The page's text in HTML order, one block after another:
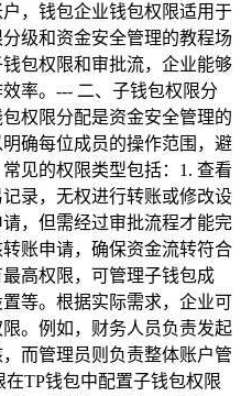
，钱包企业钱包权限适用于
级和资金安全管理的教程场
包权限和审批流，企业能够
率。--- 二、子钱包权限分
权限分配是资金安全管理的
确每位成员的操作范围，避
见的权限类型包括：1. 查看
录，无权进行转账或修改设
，但需经过审批流程才能完
账申请，确保资金流转符合
高权限，可管理子钱包成
等。根据实际需求，企业可
。例如，财务人员负责发起
而管理员则负责整体账户管
TP钱包中配置子钱包权限